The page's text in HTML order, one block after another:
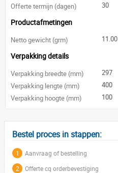
Offerte termijn (dagen)
30
Productafmetingen
Netto gewicht (grm) 11.00
Verpakking details
Verpakking breedte (mm)
297
Verpakking lengte (mm)
400
Verpakking hoogte (mm)
100
Bestel proces in stappen:
1
Aanvraag of bestelling
2
Offerte cq orderbevestiging